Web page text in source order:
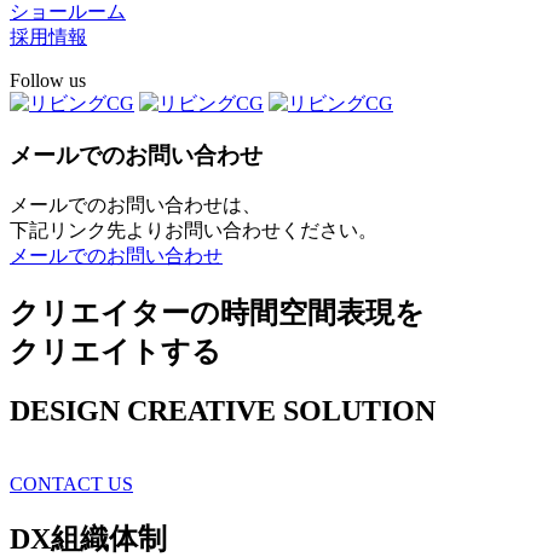
ショールーム
採用情報
Follow us
メールでのお問い合わせ
メールでのお問い合わせは、
下記リンク先よりお問い合わせください。
メールでのお問い合わせ
クリエイターの時間空間表現を
クリエイトする
DESIGN CREATIVE SOLUTION
CONTACT US
DX組織体制